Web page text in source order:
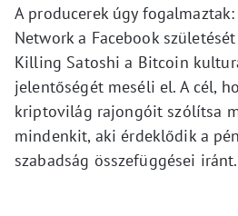
A producerek úgy
Network a Facebook
Killing Satoshi a Bitcoin
jelentőségét meséli el. A cél,
kriptovilág rajongóit szólítsa
mindenkit, aki érdeklődik a
szabadság összefüggései iránt.